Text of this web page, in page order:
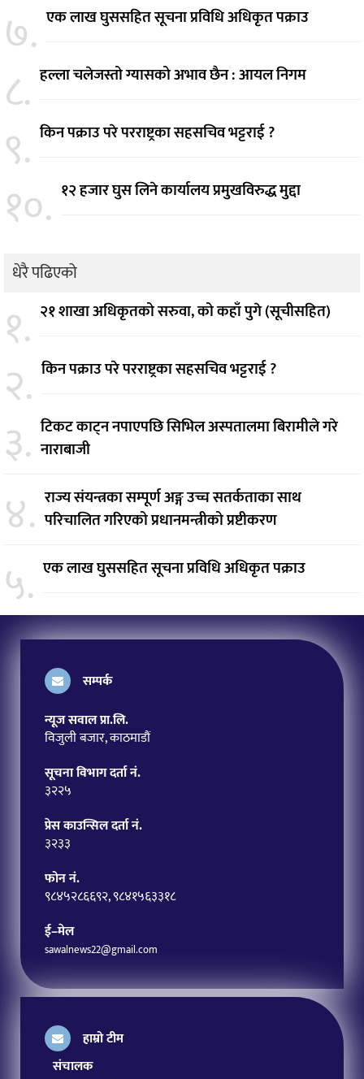
७. एक लाख घुससहित सूचना प्रविधि अधिकृत पक्राउ
८. हल्ला चलेजस्तो ग्यासको अभाव छैन : आयल निगम
९. किन पक्राउ परे परराष्ट्रका सहसचिव भट्टराई ?
१०. १२ हजार घुस लिने कार्यालय प्रमुखविरुद्ध मुद्दा
धेरै पढिएको
१. २१ शाखा अधिकृतको सरुवा, को कहाँ पुगे (सूचीसहित)
२. किन पक्राउ परे परराष्ट्रका सहसचिव भट्टराई ?
३. टिकट काट्न नपाएपछि सिभिल अस्पतालमा बिरामीले गरे
नाराबाजी
४. राज्य संयन्त्रका सम्पूर्ण अङ्ग उच्च सतर्कताका साथ
परिचालित गरिएको प्रधानमन्त्रीको प्रष्टीकरण
५. एक लाख घुससहित सूचना प्रविधि अधिकृत पक्राउ
सम्पर्क
न्यूज सवाल प्रा.लि.
विजुली बजार, काठमाडौं
सूचना विभाग दर्ता नं.
३२२५
प्रेस काउन्सिल दर्ता नं.
३२३३
फोन नं.
९८४५२८६६९२, ९८४१५६३३१८
ई–मेल
sawalnews22@gmail.com
हाम्रो टीम
संचालक